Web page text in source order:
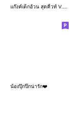
น้องปุ๊กปิ๊กน่ารัก❤️